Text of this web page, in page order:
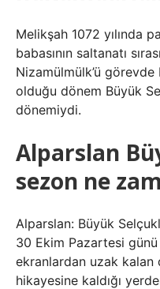
Melikşah 1072 yılında
babasının saltanatı
Nizamülmülk’ü görevde
olduğu dönem Büyük
dönemiydi.
Alparslan
sezon ne
Alparslan: Büyük
30 Ekim Pazartesi
ekranlardan uzak kalan
hikayesine kaldığı